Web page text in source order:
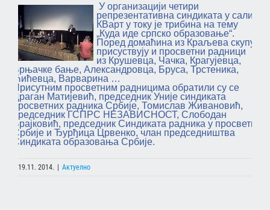
У организацији четири
репрезентативна синдиката у сали
КВарт у току је трибина на тему
„Куда иде српско образовање“.
Поред домаћина из Краљева скупу
присуствују и просветни радници
из Крушевца, Чачка, Крагујевца,
Врњачке бање, Александровца, Бруса, Трстеника,
Ћићевца, Варварина …
Присутним просветним радницима обратили су се
Драган Матијевић, председник Уније синдиката
просветних радника Србије, Томислав Живановић,
председник ГСПРС НЕЗАВИСНОСТ, Слободан
Брајковић, председник Синдиката радника у просвети
Србије и Ђурђица Црвенко, члан председништва
Синдиката образовања Србије.
19.11. 2014. | Актуелно